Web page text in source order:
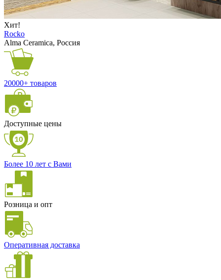
Хит!
Rocko
Alma Ceramica, Россия
20000+ товаров
Доступные цены
Более 10 лет с Вами
Розница и опт
Оперативная доставка